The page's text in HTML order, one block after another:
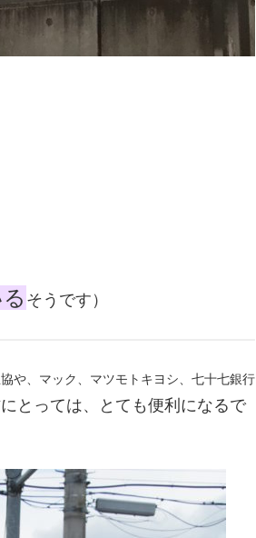
そうです）
や、マック、マツモトキヨシ、七十七銀行
とっては、とても便利になるで